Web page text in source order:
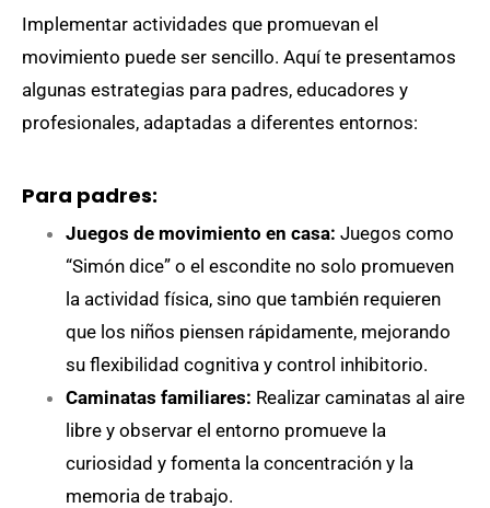
Implementar actividades que promuevan el
movimiento puede ser sencillo. Aquí te presentamos
algunas estrategias para padres, educadores y
profesionales, adaptadas a diferentes entornos:
Para padres:
Juegos de movimiento en casa: Juegos como
“Simón dice” o el escondite no solo promueven
la actividad física, sino que también requieren
que los niños piensen rápidamente, mejorando
su flexibilidad cognitiva y control inhibitorio.
Caminatas familiares: Realizar caminatas al aire
libre y observar el entorno promueve la
curiosidad y fomenta la concentración y la
memoria de trabajo.